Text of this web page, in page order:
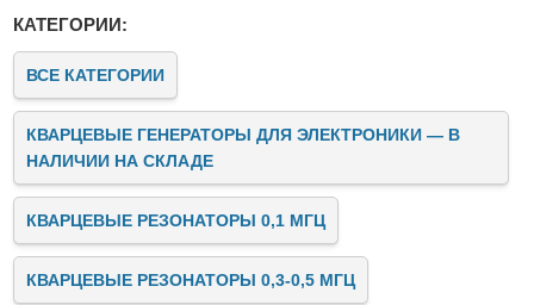
КАТЕГОРИИ:
ВСЕ КАТЕГОРИИ
КВАРЦЕВЫЕ ГЕНЕРАТОРЫ ДЛЯ ЭЛЕКТРОНИКИ — В
НАЛИЧИИ НА СКЛАДЕ
КВАРЦЕВЫЕ РЕЗОНАТОРЫ 0,1 МГЦ
КВАРЦЕВЫЕ РЕЗОНАТОРЫ 0,3-0,5 МГЦ